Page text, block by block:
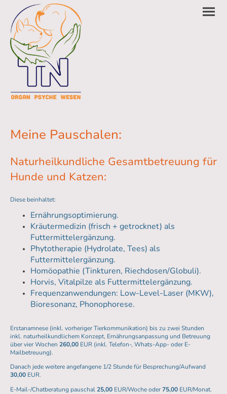
Meine Pauschalen:
Naturheilkundliche Gesamtbetreuung für
Hunde und Katzen:
Diese beinhaltet:
Ernährungsoptimierung.
Kräutermedizin (frisch + getrocknet) als
Futtermittelergänzung.
Phytotherapie (Hydrolate, Tees) als
Futtermittelergänzung.
Homöopathie (Tinkturen, Riechdosen/Globuli).
Horvis, Vitalpilze als Futtermittelergänzung.
Frequenzanwendungen: Low-Level-Laser (MKW),
Bioresonanz, Phonophorese.
Erstanamnese (inkl. vorheriger Tierkommunikation) bis zu zwei Stunden
inkl. naturheilkundlichem Konzept, Ernährungsanpassung und Betreuung
über vier Wochen 260,00 EUR (inkl. Telefon-, Whats-App- oder E-
Mailbetreuung).
Danach jede weitere angefangene 1/2 Stunde für Besprechung/Aufwand
30,00 EUR.
E-Mail-/Chatberatung pauschal25,00 EUR/Woche oder75,00 EUR/Monat.